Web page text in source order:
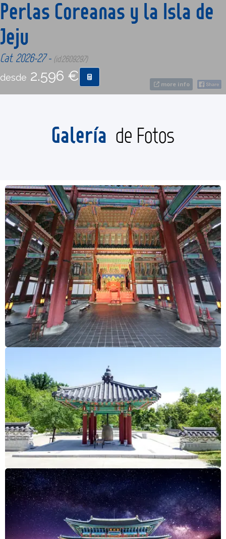
more info
Perlas Coreanas y la Isla de
Jeju
Cat. 2026-27 - (id:2609297)
desde 2.596 €
Galería de Fotos